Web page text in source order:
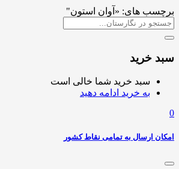
برچسب های: «آوان استون"
سبد خرید
سبد خرید شما خالی است
به خرید ادامه دهید
0
امکان ارسال به تمامی نقاط کشور